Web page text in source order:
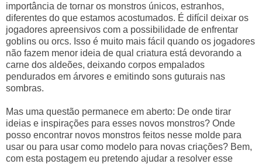
importância de tornar os monstros únicos, estranhos,
diferentes do que estamos acostumados. É difícil deixar os
jogadores apreensivos com a possibilidade de enfrentar
goblins ou orcs. Isso é muito mais fácil quando os jogadores
não fazem menor ideia de qual criatura está devorando a
carne dos aldeões, deixando corpos empalados
pendurados em árvores e emitindo sons guturais nas
sombras.
Mas uma questão permanece em aberto: De onde tirar
ideias e inspirações para esses novos monstros? Onde
posso encontrar novos monstros feitos nesse molde para
usar ou para usar como modelo para novas criações? Bem,
com esta postagem eu pretendo ajudar a resolver esse